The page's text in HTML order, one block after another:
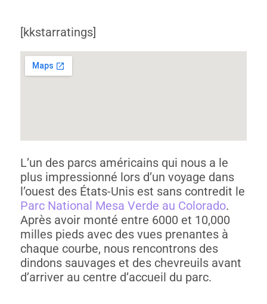
[kkstarratings]
L’un des parcs américains qui nous a le
plus impressionné lors d’un voyage dans
l’ouest des États-Unis est sans contredit le
Parc National Mesa Verde au Colorado.
Après avoir monté entre 6000 et 10,000
milles pieds avec des vues prenantes à
chaque courbe, nous rencontrons des
dindons sauvages et des chevreuils avant
d’arriver au centre d’accueil du parc.